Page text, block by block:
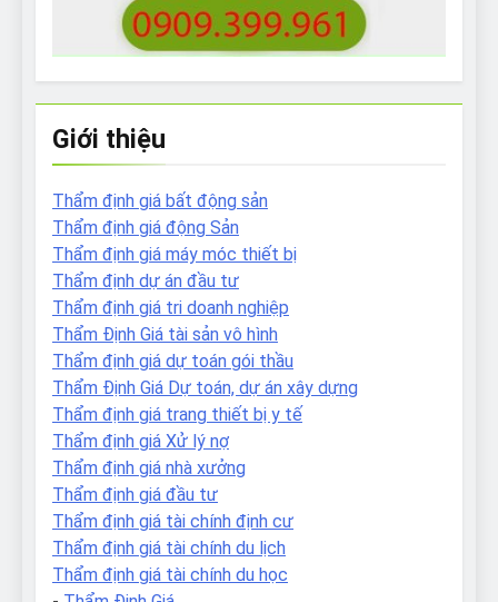
Giới thiệu
Thẩm định giá bất động sản
Thẩm định giá động Sản
Thẩm định giá máy móc thiết bị
Thẩm định dự án đầu tư
Thẩm định giá tri doanh nghiệp
Thẩm Định Giá tài sản vô hình
Thẩm định giá dự toán gói thầu
Thẩm Định Giá Dự toán, dự án xây dựng
Thẩm định giá trang thiết bị y tế
Thẩm định giá Xử lý nợ
Thẩm định giá nhà xưởng
Thẩm định giá đầu tư
Thẩm định giá tài chính định cư
Thẩm định giá tài chính du lịch
Thẩm định giá tài chính du học